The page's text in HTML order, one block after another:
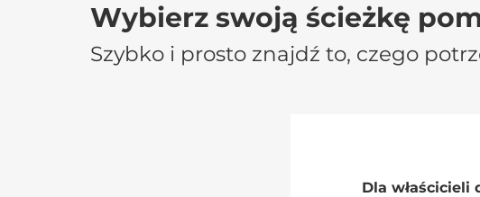
Wybierz swoją ścieżkę
Szybko i prosto znajdź to, czego
Dla właścicieli